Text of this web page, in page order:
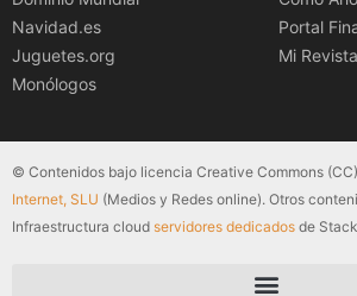
Navidad.es
Juguetes.org
Monólogos
Portal
Mi Revista
© Contenidos bajo licencia Creative Commons
Internet, SLU (Medios y Redes online). Otros
Infraestructura cloud servidores dedicados de